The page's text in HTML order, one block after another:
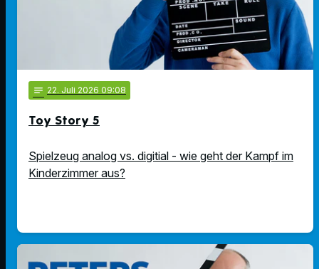
notes 22. Juli 2026 09:08
Toy Story 5
Spielzeug analog vs. digitial - wie geht der Kampf im
Kinderzimmer aus?